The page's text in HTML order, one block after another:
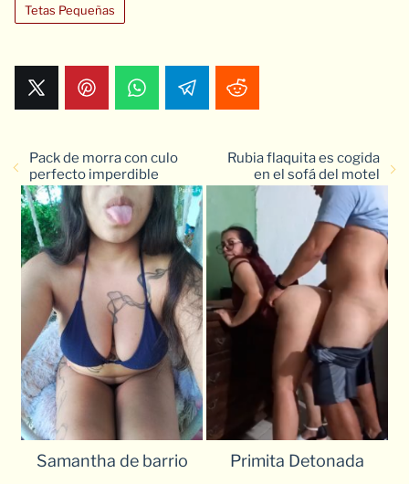
Tetas Pequeñas
Pack de morra con culo
perfecto imperdible
Rubia flaquita es cogida
en el sofá del motel
Samantha de barrio Primita Detonada